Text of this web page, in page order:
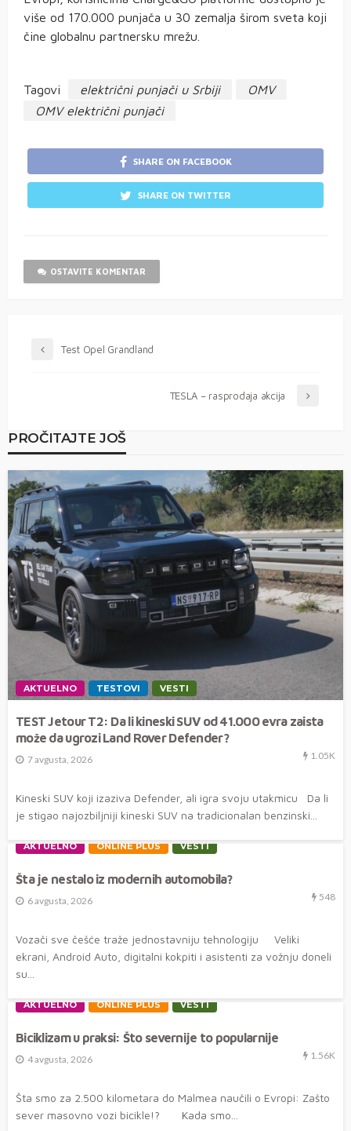
više od 170.000 punjača u 30 zemalja širom sveta koji
čine globalnu partnersku mrežu.
Tagovi električni punjači u Srbiji
OMV
OMV električni punjači
SHARE ON FACEBOOK
SHARE ON TWITTER
OSTAVITE KOMENTAR
Test Opel Grandland
TESLA – rasprodaja akcija
PROČITAJTE JOŠ
AKTUELNO TESTOVI VESTI
TEST Jetour T2: Da li kineski SUV od 41.000 evra zaista
može da ugrozi Land Rover Defender?
7 avgusta, 2026 1.05K
Kineski SUV koji izaziva Defender, ali igra svoju utakmicu Da li
je stigao najozbiljniji kineski SUV na tradicionalan benzinski...
AKTUELNO ONLINE PLUS VESTI
Šta je nestalo iz modernih automobila?
6 avgusta, 2026 548
Vozači sve češće traže jednostavniju tehnologiju Veliki
ekrani, Android Auto, digitalni kokpiti i asistenti za vožnju doneli
su...
AKTUELNO ONLINE PLUS VESTI
Biciklizam u praksi: Što severnije to popularnije
4 avgusta, 2026 1.56K
Šta smo za 2.500 kilometara do Malmea naučili o Evropi: Zašto
sever masovno vozi bicikle!? Kada smo...